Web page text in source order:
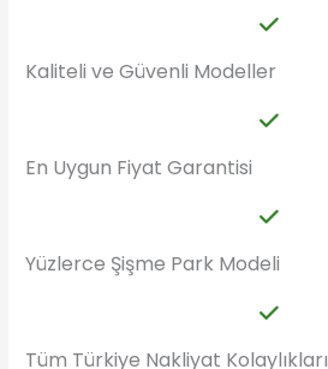
Kaliteli ve Güvenli Modeller
En Uygun Fiyat Garantisi
Yüzlerce Şişme Park Modeli
Tüm Türkiye Nakliyat Kolaylıkları